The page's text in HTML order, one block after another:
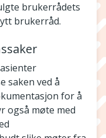
brukerrådets
brukerråd.
saken ved å
for å
også møte med